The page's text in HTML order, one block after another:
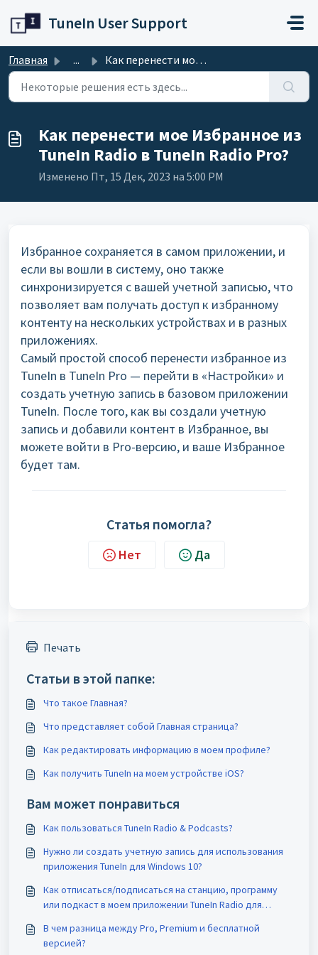
TuneIn User Support
Главная ... Как перенести мое Избранное из TuneIn Radio в TuneIn Radi...
Как перенести мое Избранное из
TuneIn Radio в TuneIn Radio Pro?
Изменено Пт, 15 Дек, 2023 на 5:00 PM
Избранное сохраняется в самом приложении, и
если вы вошли в систему, оно также
синхронизируется с вашей учетной записью, что
позволяет вам получать доступ к избранному
контенту на нескольких устройствах и в разных
приложениях.
Самый простой способ перенести избранное из
TuneIn в TuneIn Pro — перейти в «Настройки» и
создать учетную запись в базовом приложении
TuneIn. После того, как вы создали учетную
запись и добавили контент в Избранное, вы
можете войти в Pro-версию, и ваше Избранное
будет там.
Статья помогла?
Нет Да
Печать
Статьи в этой папке:
Что такое Главная?
Что представляет собой Главная страница?
Как редактировать информацию в моем профиле?
Как получить TuneIn на моем устройстве iOS?
Вам может понравиться
Как пользоваться TuneIn Radio & Podcasts?
Нужно ли создать учетную запись для использования
приложения TuneIn для Windows 10?
Как отписаться/подписаться на станцию, программу
или подкаст в моем приложении TuneIn Radio для
В чем разница между Pro, Premium и бесплатной
версией?